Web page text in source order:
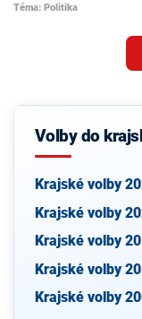
Téma: Politika
Volby do
Krajské volby
Krajské volby
Krajské volby
Krajské volby
Krajské volby